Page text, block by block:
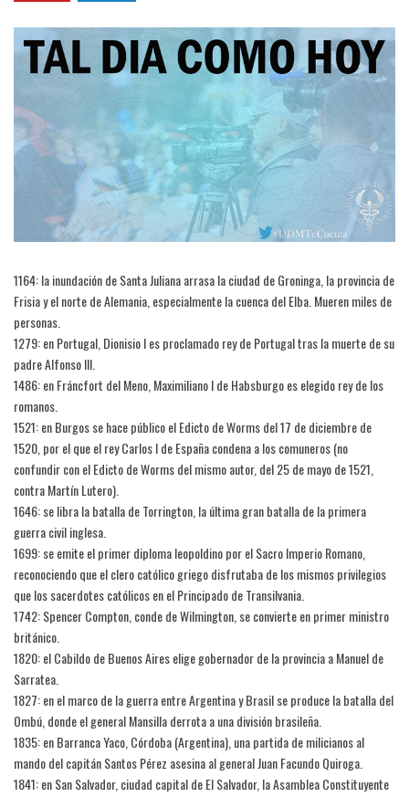
1164: la inundación de Santa Juliana arrasa la ciudad de Groninga, la provincia de
Frisia y el norte de Alemania, especialmente la cuenca del Elba. Mueren miles de
personas.
1279: en Portugal, Dionisio I es proclamado rey de Portugal tras la muerte de su
padre Alfonso III.
1486: en Fráncfort del Meno, Maximiliano I de Habsburgo es elegido rey de los
romanos.
1521: en Burgos se hace público el Edicto de Worms del 17 de diciembre de
1520, por el que el rey Carlos I de España condena a los comuneros (no
confundir con el Edicto de Worms del mismo autor, del 25 de mayo de 1521,
contra Martín Lutero).
1646: se libra la batalla de Torrington, la última gran batalla de la primera
guerra civil inglesa.
1699: se emite el primer diploma leopoldino por el Sacro Imperio Romano,
reconociendo que el clero católico griego disfrutaba de los mismos privilegios
que los sacerdotes católicos en el Principado de Transilvania.
1742: Spencer Compton, conde de Wilmington, se convierte en primer ministro
británico.
1820: el Cabildo de Buenos Aires elige gobernador de la provincia a Manuel de
Sarratea.
1827: en el marco de la guerra entre Argentina y Brasil se produce la batalla del
Ombú, donde el general Mansilla derrota a una división brasileña.
1835: en Barranca Yaco, Córdoba (Argentina), una partida de milicianos al
mando del capitán Santos Pérez asesina al general Juan Facundo Quiroga.
1841: en San Salvador, ciudad capital de El Salvador, la Asamblea Constituyente